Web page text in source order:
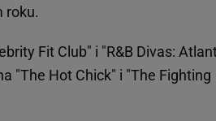
roku.
Fit Club" i "R&B Divas:
"The Hot Chick" i "The Fighting